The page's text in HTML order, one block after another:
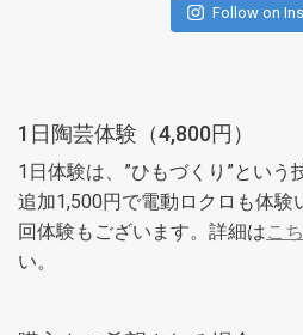
Follow on
1日陶芸体験（4,800円）
1日体験は、”ひもづくり”という
追加1,500円で電動ロクロも体験
回体験もございます。詳細はこ
い。